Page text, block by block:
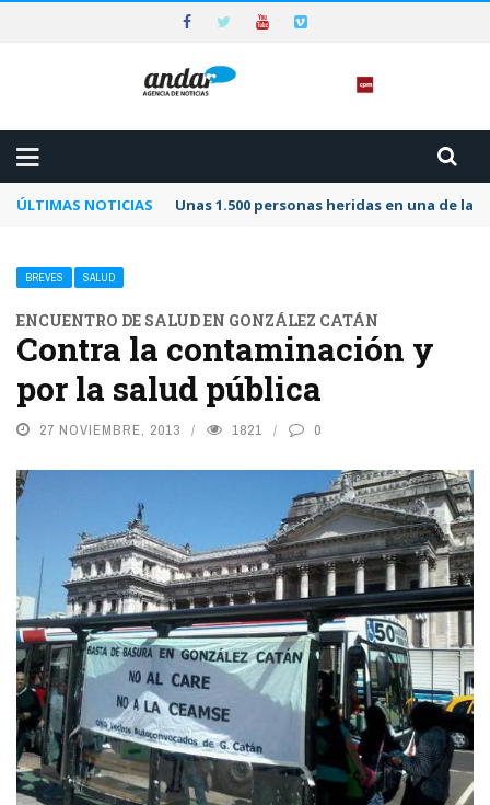
ÚLTIMAS NOTICIAS Unas 1.500 personas heridas en una de
BREVES SALUD
ENCUENTRO DE SALUD EN GONZÁLEZ CATÁN
Contra la contaminación y
por la salud pública
27 NOVIEMBRE, 2013 1821 0